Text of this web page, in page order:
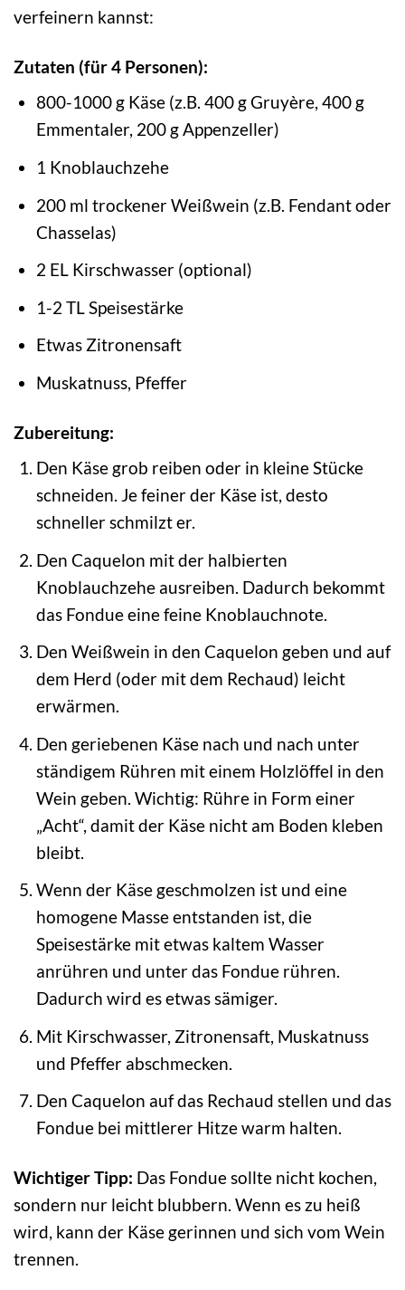
verfeinern kannst:
Zutaten (für 4 Personen):
800-1000 g Käse (z.B. 400 g Gruyère, 400 g
Emmentaler, 200 g Appenzeller)
1 Knoblauchzehe
200 ml trockener Weißwein (z.B. Fendant oder
Chasselas)
2 EL Kirschwasser (optional)
1-2 TL Speisestärke
Etwas Zitronensaft
Muskatnuss, Pfeffer
Zubereitung:
Den Käse grob reiben oder in kleine Stücke
schneiden. Je feiner der Käse ist, desto
schneller schmilzt er.
Den Caquelon mit der halbierten
Knoblauchzehe ausreiben. Dadurch bekommt
das Fondue eine feine Knoblauchnote.
Den Weißwein in den Caquelon geben und auf
dem Herd (oder mit dem Rechaud) leicht
erwärmen.
Den geriebenen Käse nach und nach unter
ständigem Rühren mit einem Holzlöffel in den
Wein geben. Wichtig: Rühre in Form einer
„Acht“, damit der Käse nicht am Boden kleben
bleibt.
Wenn der Käse geschmolzen ist und eine
homogene Masse entstanden ist, die
Speisestärke mit etwas kaltem Wasser
anrühren und unter das Fondue rühren.
Dadurch wird es etwas sämiger.
Mit Kirschwasser, Zitronensaft, Muskatnuss
und Pfeffer abschmecken.
Den Caquelon auf das Rechaud stellen und das
Fondue bei mittlerer Hitze warm halten.
Wichtiger Tipp: Das Fondue sollte nicht kochen,
sondern nur leicht blubbern. Wenn es zu heiß
wird, kann der Käse gerinnen und sich vom Wein
trennen.